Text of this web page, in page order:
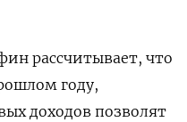
рассчитывает, что
году,
доходов позволят